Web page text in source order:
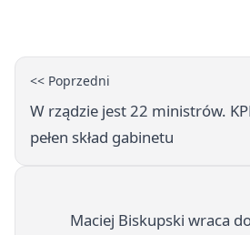
<< Poprzedni
W rządzie jest 22 ministrów.
pełen skład gabinetu
Maciej Biskupski wraca